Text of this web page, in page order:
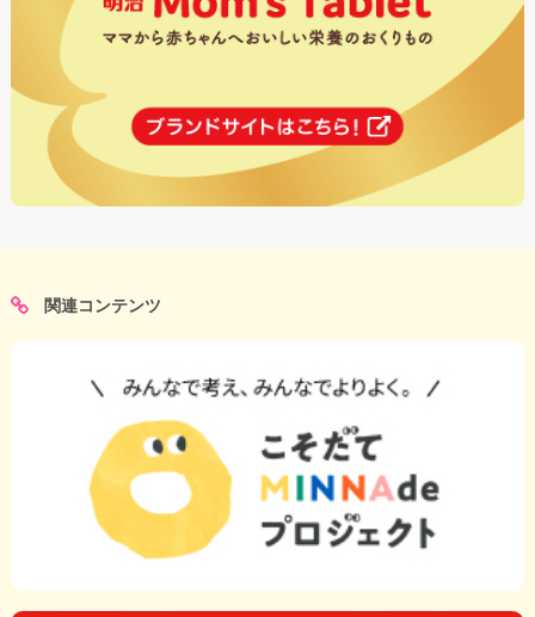
関連コンテンツ